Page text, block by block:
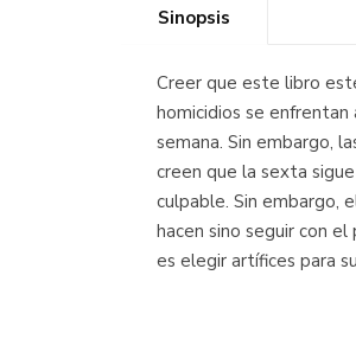
Sinopsis
Creer que este libro
homicidios se
semana. Sin embargo,
creen que la sexta
culpable. Sin embargo,
hacen sino seguir con
es elegir artífices para